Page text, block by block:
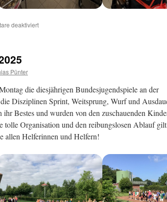
deaktiviertfür
Pünter
die diesjährigen Bundesjugendspiele an der
Disziplinen Sprint, Weitsprung, Wurf und
Bestes und wurden von den zuschauenden
tolle Organisation und den reibungslosen Ablauf
allen Helferinnen und Helfern!